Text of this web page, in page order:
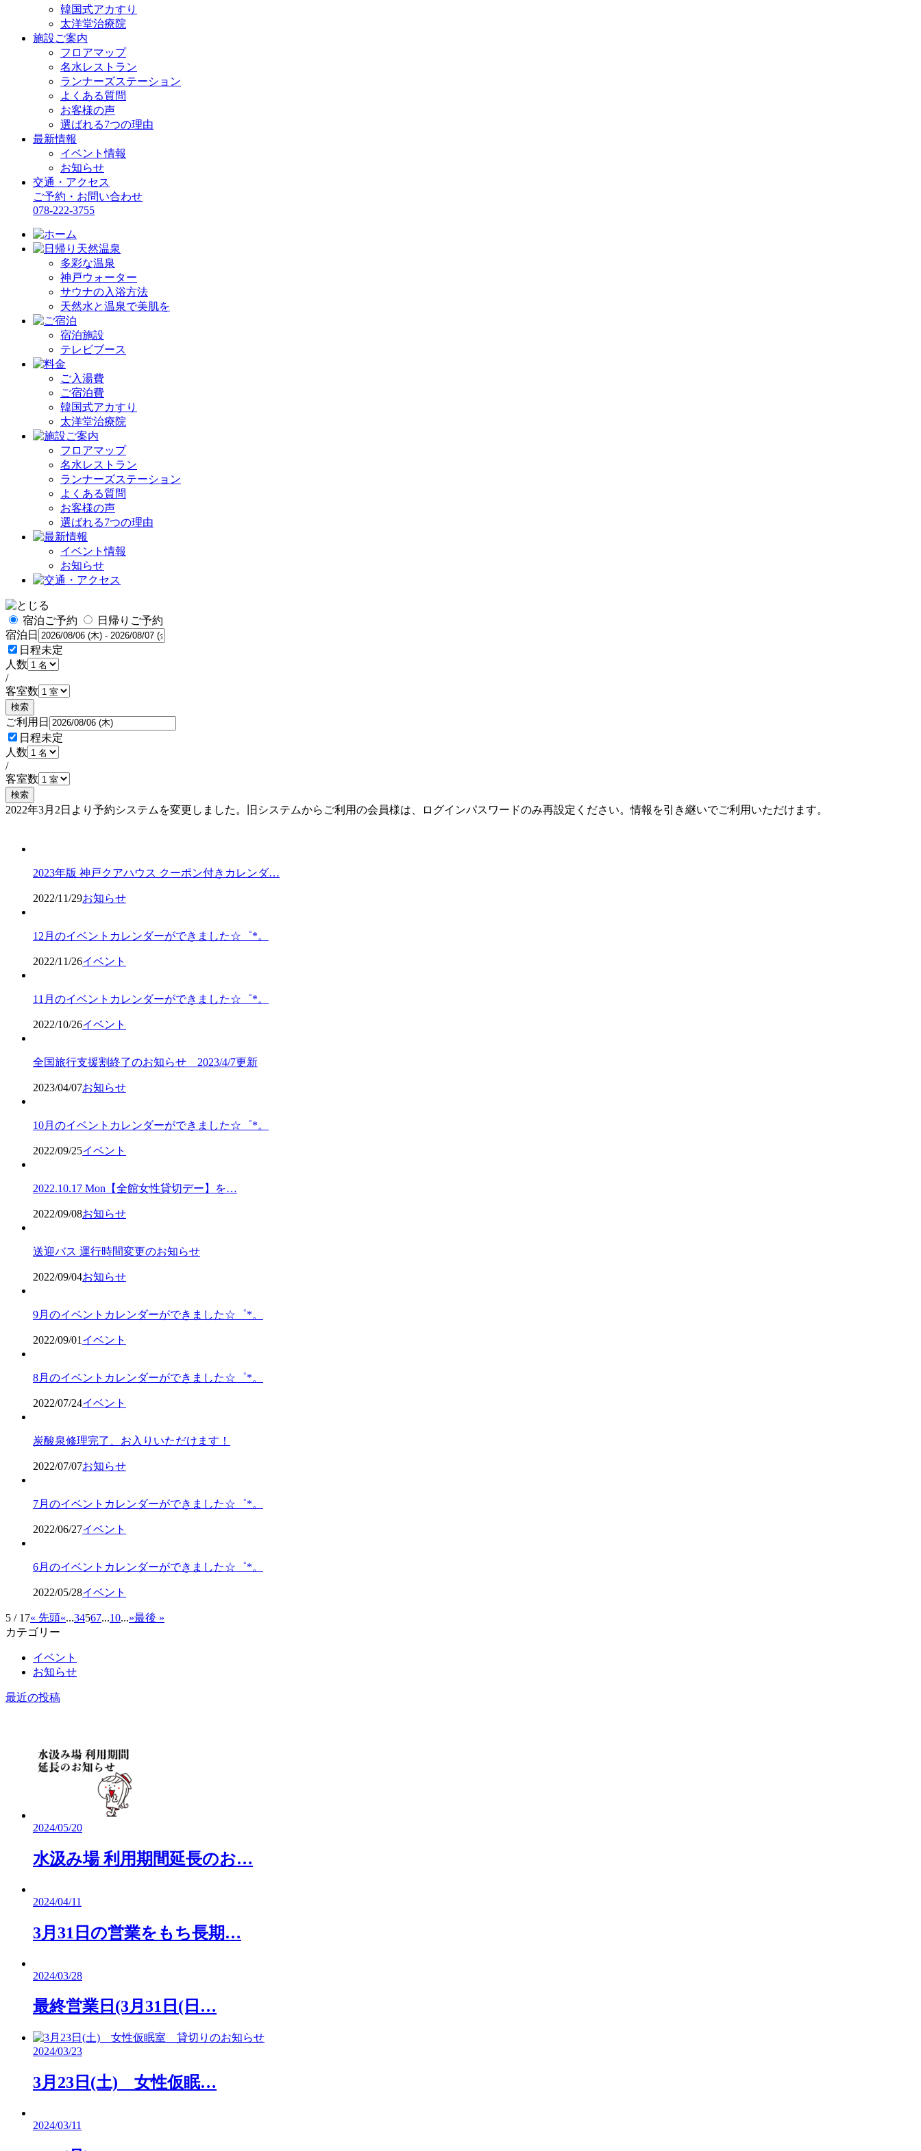
韓国式アカすり
太洋堂治療院
施設ご案内
フロアマップ
名水レストラン
ランナーズステーション
よくある質問
お客様の声
選ばれる7つの理由
最新情報
イベント情報
お知らせ
交通・アクセス
ご予約・お問い合わせ
078-222-3755
多彩な温泉
神戸ウォーター
サウナの入浴方法
天然水と温泉で美肌を
宿泊施設
テレビブース
ご入湯費
ご宿泊費
韓国式アカすり
太洋堂治療院
フロアマップ
名水レストラン
ランナーズステーション
よくある質問
お客様の声
選ばれる7つの理由
イベント情報
お知らせ
宿泊ご予約
日帰りご予約
宿泊日
日程未定
人数
/
客室数
検索
ご利用日
日程未定
人数
/
客室数
検索
2022年3月2日より予約システムを変更しました。旧システムからご利用の会員様は、ログインパスワードのみ再設定ください。情報を引き継いでご利用いただけます。
2023年版 神戸クアハウス クーポン付きカレンダ…
2022/11/29お知らせ
12月のイベントカレンダーができました☆゜*。
2022/11/26イベント
11月のイベントカレンダーができました☆゜*。
2022/10/26イベント
全国旅行支援割終了のお知らせ 2023/4/7更新
2023/04/07お知らせ
10月のイベントカレンダーができました☆゜*。
2022/09/25イベント
2022.10.17 Mon【全館女性貸切デー】を…
2022/09/08お知らせ
送迎バス 運行時間変更のお知らせ
2022/09/04お知らせ
9月のイベントカレンダーができました☆゜*。
2022/09/01 イベント
8月のイベントカレンダーができました☆゜*。
2022/07/24イベント
炭酸泉修理完了、お入りいただけます！
2022/07/07お知らせ
7月のイベントカレンダーができました☆゜*。
2022/06/27イベント
6月のイベントカレンダーができました☆゜*。
2022/05/28イベント
5 / 17« 先頭«...34567...10...»最後 »
カテゴリー
イベント
お知らせ
最近の投稿
2024/05/20
水汲み場 利用期間延長のお…
2024/04/11
3月31日の営業をもち長期…
2024/03/28
最終営業日(3月31日(日…
2024/03/23
3月23日(土) 女性仮眠…
2024/03/11